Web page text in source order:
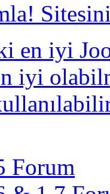
en iyi
iyi
Forum